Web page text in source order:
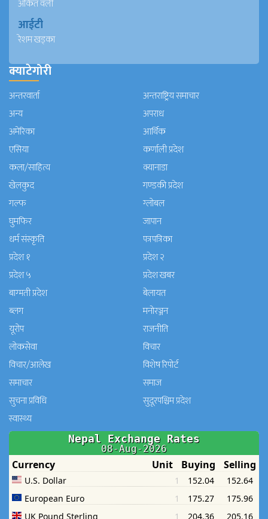
अंकित वली
आईटी
रेशम खड्का
क्याटेगोरी
अन्तरवार्ता
अन्तराष्ट्रिय समाचार
अन्य
अपराध
अमेरिका
आर्थिक
एसिया
कर्णाली प्रदेश
कला/साहित्य
क्यानाडा
खेलकुद
गण्डकी प्रदेश
गल्फ
ग्लोबल
घुमफिर
जापान
धर्म संस्कृति
पत्रपत्रिका
प्रदेश १
प्रदेश २
प्रदेश ५
प्रदेश खबर
बाग्मती प्रदेश
बेलायत
ब्लग
मनाेरञ्जन
यूरोप
राजनीति
लोकसेवा
विचार
विचार/आलेख
विशेष रिपोर्ट
समाचार
समाज
सुचना प्रविधि
सुदूरपश्चिम प्रदेश
स्वास्थ्य